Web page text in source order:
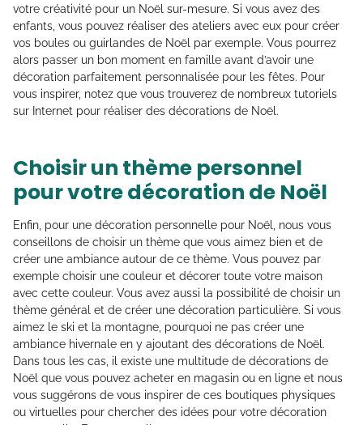
votre créativité pour un Noël sur-mesure. Si vous avez des
enfants, vous pouvez réaliser des ateliers avec eux pour créer
vos boules ou guirlandes de Noël par exemple. Vous pourrez
alors passer un bon moment en famille avant d’avoir une
décoration parfaitement personnalisée pour les fêtes. Pour
vous inspirer, notez que vous trouverez de nombreux tutoriels
sur Internet pour réaliser des décorations de Noël.
Choisir un thème personnel
pour votre décoration de Noël
Enfin, pour une décoration personnelle pour Noël, nous vous
conseillons de choisir un thème que vous aimez bien et de
créer une ambiance autour de ce thème. Vous pouvez par
exemple choisir une couleur et décorer toute votre maison
avec cette couleur. Vous avez aussi la possibilité de choisir un
thème général et de créer une décoration particulière. Si vous
aimez le ski et la montagne, pourquoi ne pas créer une
ambiance hivernale en y ajoutant des décorations de Noël.
Dans tous les cas, il existe une multitude de décorations de
Noël que vous pouvez acheter en magasin ou en ligne et nous
vous suggérons de vous inspirer de ces boutiques physiques
ou virtuelles pour chercher des idées pour votre décoration